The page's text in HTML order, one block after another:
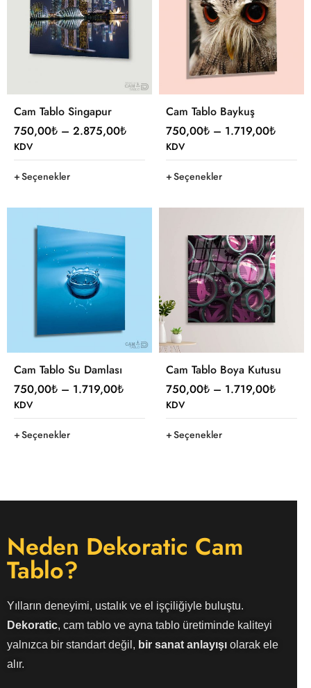
Cam Tablo Singapur
750,00₺ – 2.875,00₺
KDV
Seçenekler
Cam Tablo Baykuş
750,00₺ – 1.719,00₺
KDV
Seçenekler
Cam Tablo Su Damlası
750,00₺ – 1.719,00₺
KDV
Seçenekler
Cam Tablo Boya Kutusu
750,00₺ – 1.719,00₺
KDV
Seçenekler
Neden Dekoratic Cam
Tablo?
Yılların deneyimi, ustalık ve el işçiliğiyle buluştu.
Dekoratic, cam tablo ve ayna tablo üretiminde kaliteyi
yalnızca bir standart değil, bir sanat anlayışı olarak ele
alır.